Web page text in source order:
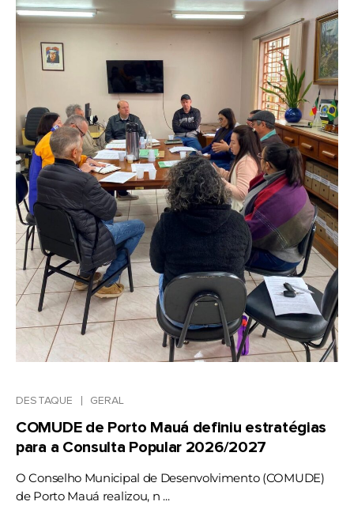
DESTAQUE GERAL
COMUDE de Porto Mauá definiu estratégias
para a Consulta Popular 2026/2027
O Conselho Municipal de Desenvolvimento (COMUDE)
de Porto Mauá realizou, n ...